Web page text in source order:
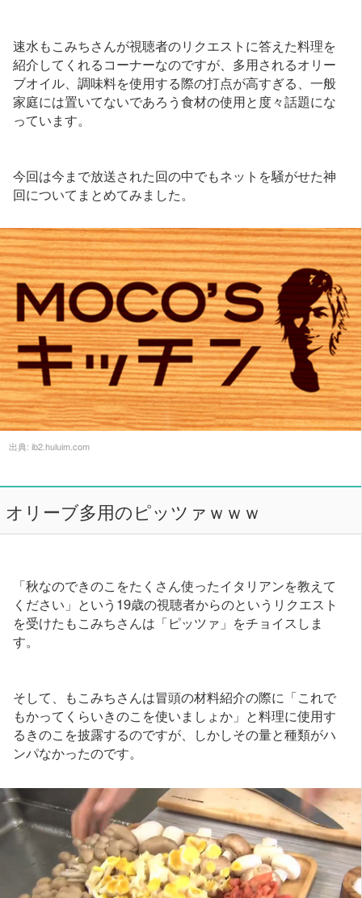
速水もこみちさんが視聴者のリクエストに答えた料理を
紹介してくれるコーナーなのですが、多用されるオリー
ブオイル、調味料を使用する際の打点が高すぎる、一般
家庭には置いてないであろう食材の使用と度々話題にな
っています。
今回は今まで放送された回の中でもネットを騒がせた神
回についてまとめてみました。
出典: ib2.huluim.com
オリーブ多用のピッツァｗｗｗ
「秋なのできのこをたくさん使ったイタリアンを教えて
ください」という19歳の視聴者からのというリクエスト
を受けたもこみちさんは「ピッツァ」をチョイスしま
す。
そして、もこみちさんは冒頭の材料紹介の際に「これで
もかってくらいきのこを使いましょか」と料理に使用す
るきのこを披露するのですが、しかしその量と種類がハ
ンパなかったのです。